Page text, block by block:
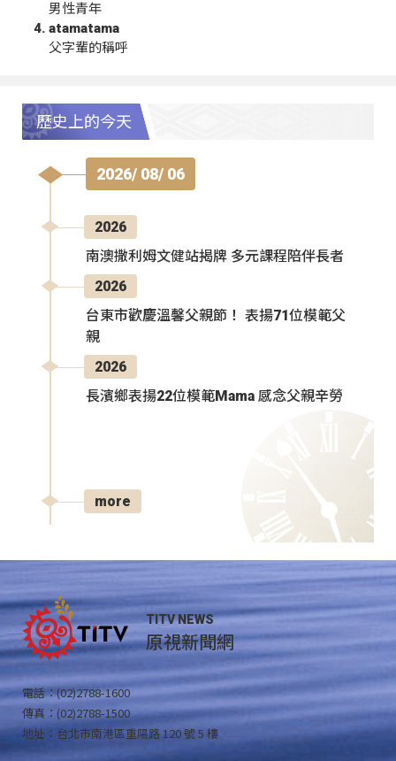
男性青年
atamatama
父字輩的稱呼
歷史上的今天
2026/ 08/ 06
2026
南澳撒利姆文健站揭牌 多元課程陪伴長者
2026
台東市歡慶溫馨父親節！ 表揚71位模範父
親
2026
長濱鄉表揚22位模範Mama 感念父親辛勞
more
TITV NEWS
原視新聞網
電話：(02)2788-1600
傳真：(02)2788-1500
地址：台北市南港區重陽路 120 號 5 樓